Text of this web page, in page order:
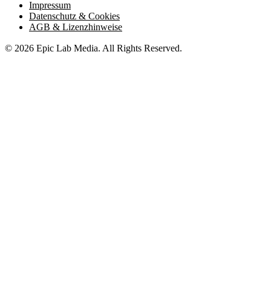
Impressum
Datenschutz & Cookies
AGB & Lizenzhinweise
© 2026 Epic Lab Media. All Rights Reserved.